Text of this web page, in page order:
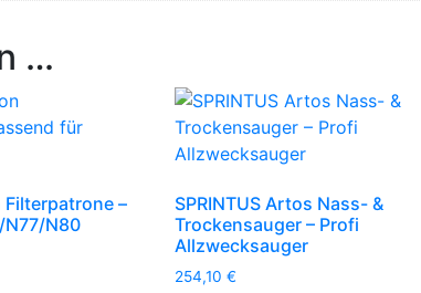
…
Filterpatrone –
N80
SPRINTUS Artos Nass- &
Trockensauger – Profi
Allzwecksauger
254,10 €